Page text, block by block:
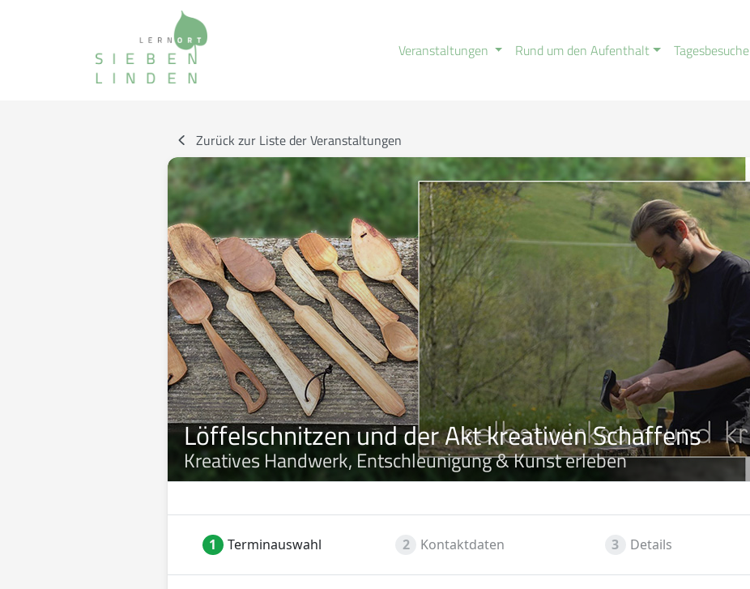
Veranstaltungen Rund um den Aufenthalt Tagesbesuche
Zurück zur Liste der Veranstaltungen
Löffelschnitzen und der Akt kreativen Schaffens
Kreatives Handwerk, Entschleunigung & Kunst erleben
1 Terminauswahl 2 Kontaktdaten 3 Details